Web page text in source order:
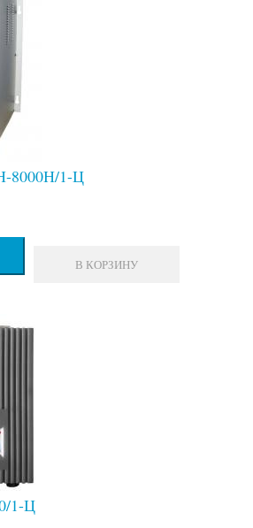
8000Н/1-Ц
В КОРЗИНУ
1-Ц